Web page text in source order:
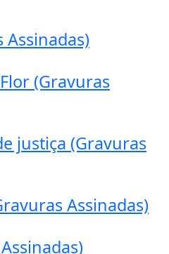
(Gravuras
justiça (Gravuras
Assinadas)